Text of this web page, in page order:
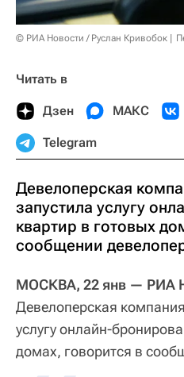
© РИА Новости / Руслан Кривобок
Читать в
Дзен МАКС
Telegram
Девелоперская
запустила услугу
квартир в готовых
сообщении
МОСКВА, 22 янв — РИА
Девелоперская
услугу онлайн-
домах, говорится в